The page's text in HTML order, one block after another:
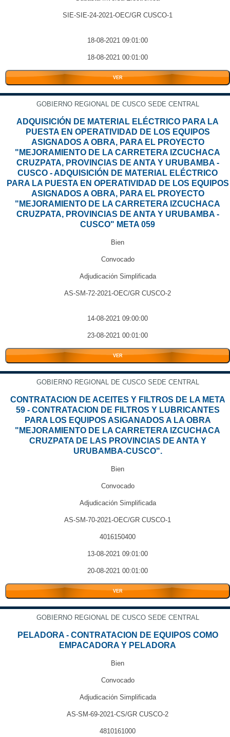
SIE-SIE-24-2021-OEC/GR CUSCO-1
18-08-2021 09:01:00
18-08-2021 00:01:00
VER
GOBIERNO REGIONAL DE CUSCO SEDE CENTRAL
ADQUISICIÓN DE MATERIAL ELÉCTRICO PARA LA
PUESTA EN OPERATIVIDAD DE LOS EQUIPOS
ASIGNADOS A OBRA, PARA EL PROYECTO
"MEJORAMIENTO DE LA CARRETERA IZCUCHACA
CRUZPATA, PROVINCIAS DE ANTA Y URUBAMBA -
CUSCO - ADQUISICIÓN DE MATERIAL ELÉCTRICO
PARA LA PUESTA EN OPERATIVIDAD DE LOS EQUIPOS
ASIGNADOS A OBRA, PARA EL PROYECTO
"MEJORAMIENTO DE LA CARRETERA IZCUCHACA
CRUZPATA, PROVINCIAS DE ANTA Y URUBAMBA -
CUSCO" META 059
Bien
Convocado
Adjudicación Simplificada
AS-SM-72-2021-OEC/GR CUSCO-2
14-08-2021 09:00:00
23-08-2021 00:01:00
VER
GOBIERNO REGIONAL DE CUSCO SEDE CENTRAL
CONTRATACION DE ACEITES Y FILTROS DE LA META
59 - CONTRATACION DE FILTROS Y LUBRICANTES
PARA LOS EQUIPOS ASIGANADOS A LA OBRA
"MEJORAMIENTO DE LA CARRETERA IZCUCHACA
CRUZPATA DE LAS PROVINCIAS DE ANTA Y
URUBAMBA-CUSCO".
Bien
Convocado
Adjudicación Simplificada
AS-SM-70-2021-OEC/GR CUSCO-1
4016150400
13-08-2021 09:01:00
20-08-2021 00:01:00
VER
GOBIERNO REGIONAL DE CUSCO SEDE CENTRAL
PELADORA - CONTRATACION DE EQUIPOS COMO
EMPACADORA Y PELADORA
Bien
Convocado
Adjudicación Simplificada
AS-SM-69-2021-CS/GR CUSCO-2
4810161000